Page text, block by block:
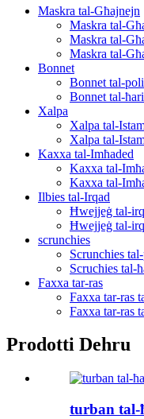
Maskra tal-Għajnejn
Maskra tal-
Maskra tal-
Maskra tal-
Bonnet
Bonnet tal-poli
Bonnet tal-
Xalpa
Xalpa tal-
Xalpa tal-
Kaxxa tal-Imħaded
Kaxxa tal-
Kaxxa tal-
Ilbies tal-Irqad
Ħwejjeġ tal-
Ħwejjeġ tal-
scrunchies
Scrunchies
Scruchies tal-
Faxxa tar-ras
Faxxa tar-ras
Faxxa tar-ras
Prodotti Dehru
turban